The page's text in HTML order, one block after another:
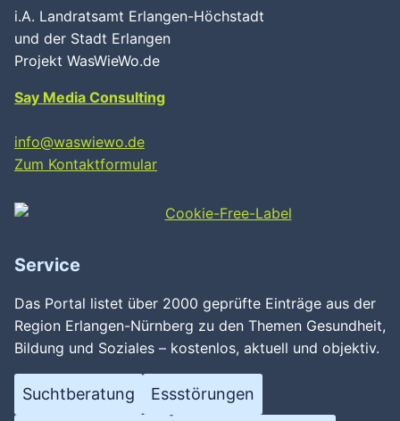
i.A. Landratsamt Erlangen-Höchstadt
und der Stadt Erlangen
Projekt WasWieWo.de
Say Media Consulting
info@waswiewo.de
Zum Kontaktformular
Service
Das Portal listet über 2000 geprüfte Einträge aus der
Region Erlangen-Nürnberg zu den Themen Gesundheit,
Bildung und Soziales – kostenlos, aktuell und objektiv.
Suchtberatung Essstörungen